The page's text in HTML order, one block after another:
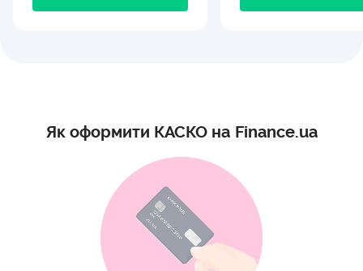
Як оформити КАСКО на Finance.ua